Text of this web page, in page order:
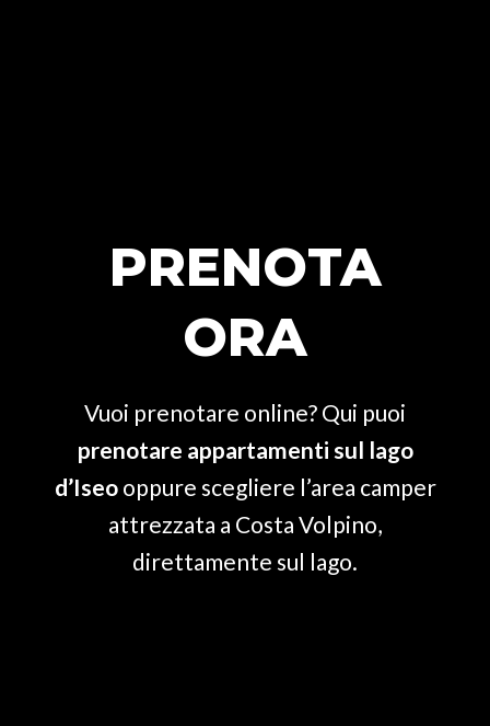
PRENOTA
ORA
Vuoi prenotare online? Qui puoi
prenotare appartamenti sul lago
d’Iseooppure scegliere l’area camper
attrezzata a Costa Volpino,
direttamente sul lago.